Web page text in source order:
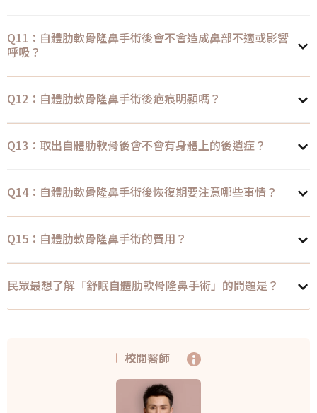
Q11：自體肋軟骨隆鼻手術後會不會造成鼻部不適或影響
呼吸？
Q12：自體肋軟骨隆鼻手術後疤痕明顯嗎？
Q13：取出自體肋軟骨後會不會有身體上的後遺症？
Q14：自體肋軟骨隆鼻手術後恢復期要注意哪些事情？
Q15：自體肋軟骨隆鼻手術的費用？
民眾最想了解「舒眠自體肋軟骨隆鼻手術」的問題是？
校閱醫師